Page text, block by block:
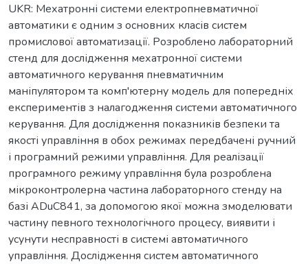
UKR: Мехатронні системи електропневматичної
автоматики є одним з основних класів систем
промислової автоматизації. Розроблено лабораторний
стенд для дослідження мехатронної системи
автоматичного керування пневматичним
маніпулятором та комп'ютерну модель для попередніх
експериментів з налагодження системи автоматичного
керування. Для дослідження показників безпеки та
якості управління в обох режимах передбачені ручний
і програмний режими управління. Для реалізації
програмного режиму управління була розроблена
мікроконтролерна частина лабораторного стенду на
базі ADuC841, за допомогою якої можна змоделювати
частину певного технологічного процесу, виявити і
усунути несправності в системі автоматичного
управління. Дослідження систем автоматичного